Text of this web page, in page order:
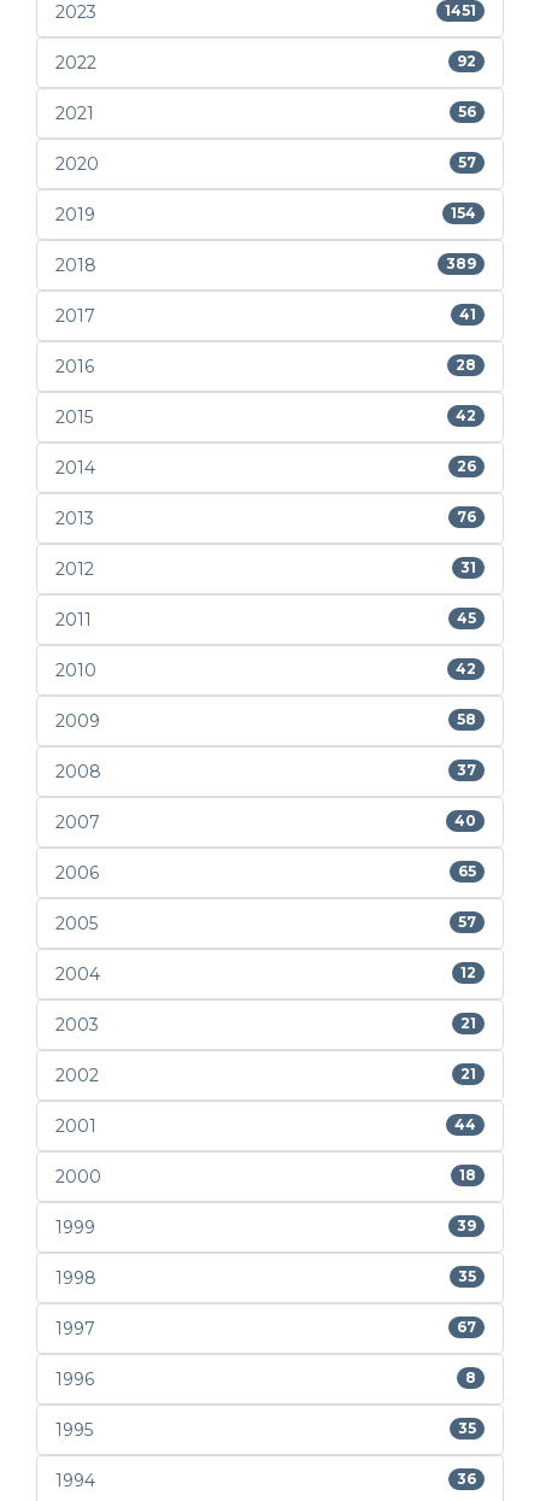
2023 1451
2022 92
2021 56
2020 57
2019 154
2018 389
2017 41
2016 28
2015 42
2014 26
2013 76
2012 31
2011 45
2010 42
2009 58
2008 37
2007 40
2006 65
2005 57
2004 12
2003 21
2002 21
2001 44
2000 18
1999 39
1998 35
1997 67
1996 8
1995 35
1994 36